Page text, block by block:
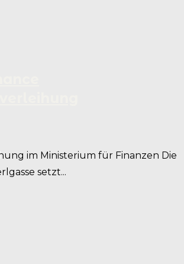
im Ministerium für Finanzen Die
setzt...